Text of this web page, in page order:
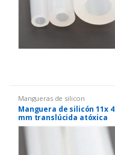
Mangueras de silicon
Manguera de silicón 11x 4
mm translúcida atóxica